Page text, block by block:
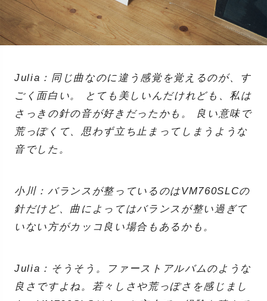
Julia：同じ曲なのに違う感覚を覚えるのが、す
ごく面白い。 とても美しいんだけれども、私は
さっきの針の音が好きだったかも。 良い意味で
荒っぽくて、思わず立ち止まってしまうような
音でした。
小川：バランスが整っているのはVM760SLCの
針だけど、曲によってはバランスが整い過ぎて
いない方がカッコ良い場合もあるかも。
Julia：そうそう。ファーストアルバムのような
良さですよね。若々しさや荒っぽさを感じまし